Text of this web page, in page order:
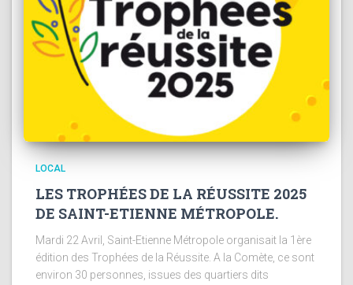
LOCAL
LES TROPHÉES DE LA RÉUSSITE 2025
DE SAINT-ETIENNE MÉTROPOLE.
Mardi 22 Avril, Saint-Etienne Métropole organisait la 1ère
édition des Trophées de la Réussite. A la Comète, ce sont
environ 30 personnes, issues des quartiers dits